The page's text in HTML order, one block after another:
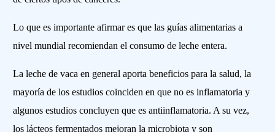
Lo que es importante afirmar es que las guías alimentarias a
nivel mundial recomiendan el consumo de leche entera.
La leche de vaca en general aporta beneficios para la salud, la
mayoría de los estudios coinciden en que no es inflamatoria y
algunos estudios concluyen que es antiinflamatoria. A su vez,
los lácteos fermentados mejoran la microbiota y son